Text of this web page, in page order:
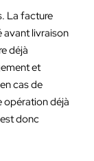
La facture
avant livraison
déjà
et
cas de
opération déjà
donc